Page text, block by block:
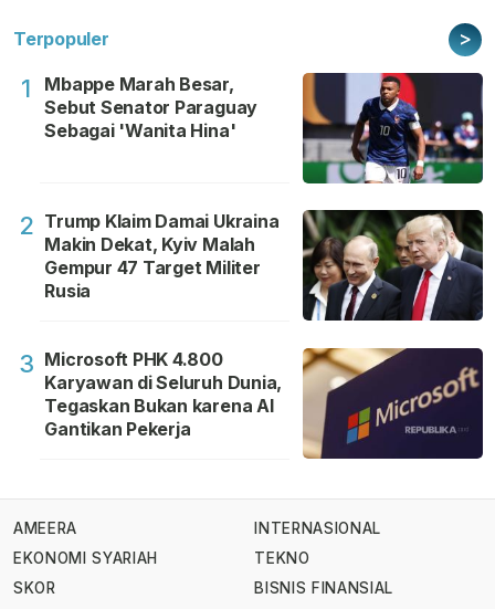
Terpopuler >
1
Mbappe Marah Besar,
Sebut Senator Paraguay
Sebagai 'Wanita Hina'
2 Trump Klaim Damai Ukraina
Makin Dekat, Kyiv Malah
Gempur 47 Target Militer
Rusia
3 Microsoft PHK 4.800
Karyawan di Seluruh Dunia,
Tegaskan Bukan karena AI
Gantikan Pekerja
AMEERA
EKONOMI SYARIAH
SKOR
INTERNASIONAL
TEKNO
BISNIS FINANSIAL